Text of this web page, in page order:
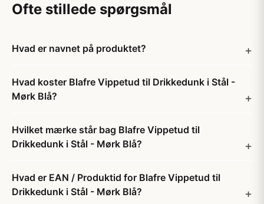
Ofte stillede spørgsmål
Hvad er navnet på produktet?
Hvad koster Blafre Vippetud til Drikkedunk i Stål -
Mørk Blå?
Hvilket mærke står bag Blafre Vippetud til
Drikkedunk i Stål - Mørk Blå?
Hvad er EAN / Produktid for Blafre Vippetud til
Drikkedunk i Stål - Mørk Blå?